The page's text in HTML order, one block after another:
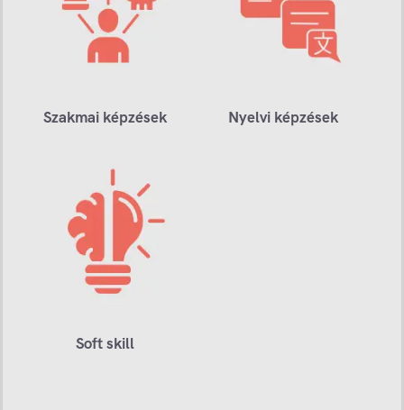
Szakmai képzések Nyelvi képzések
Soft skill